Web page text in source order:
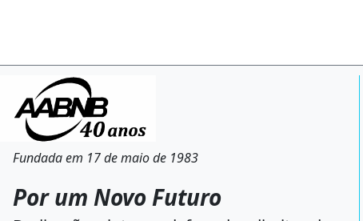
Fundada em 17 de maio de 1983
Por um Novo Futuro